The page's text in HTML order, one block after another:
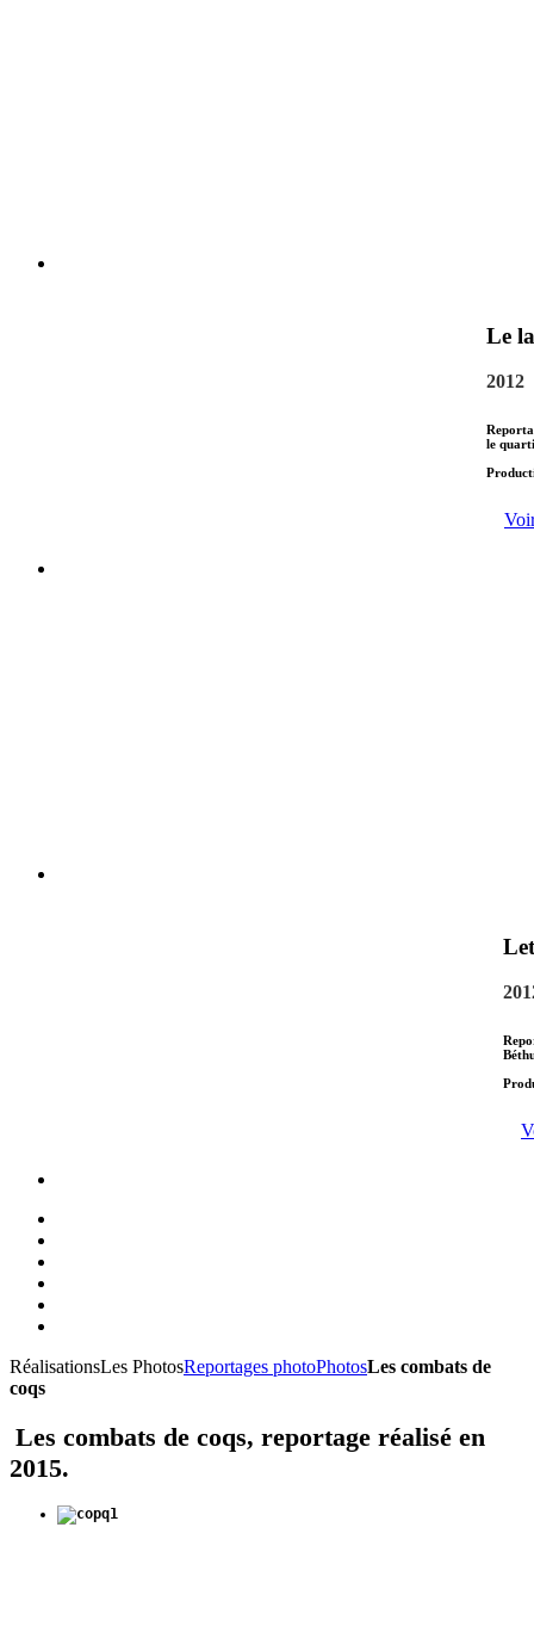
Le
2012
le
RéalisationsLes PhotosReportages photoPhotosLes combats de
coqs
Les combats de coqs, reportage réalisé en
2015.